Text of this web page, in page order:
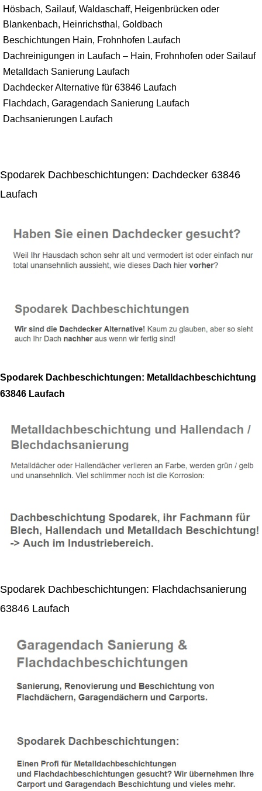
Hösbach, Sailauf, Waldaschaff, Heigenbrücken oder
Blankenbach, Heinrichsthal, Goldbach
Beschichtungen Hain, Frohnhofen Laufach
Dachreinigungen in Laufach – Hain, Frohnhofen oder Sailauf
Metalldach Sanierung Laufach
Dachdecker Alternative für 63846 Laufach
Flachdach, Garagendach Sanierung Laufach
Dachsanierungen Laufach
Spodarek Dachbeschichtungen: Dachdecker 63846
Laufach
Spodarek Dachbeschichtungen: Metalldachbeschichtung
63846 Laufach
Spodarek Dachbeschichtungen: Flachdachsanierung
63846 Laufach